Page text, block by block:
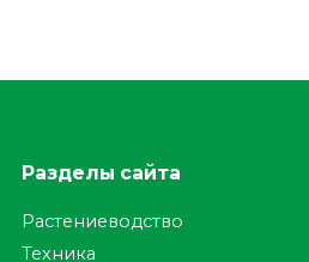
Разделы сайта
Растениеводство
Техника